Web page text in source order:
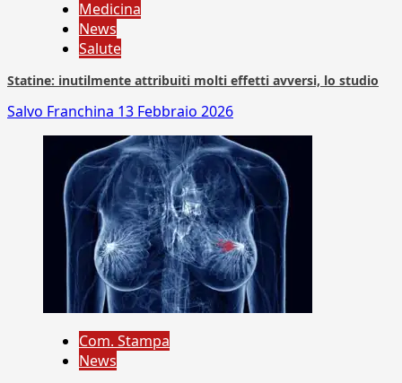
Medicina
News
Salute
Statine: inutilmente attribuiti molti effetti avversi, lo studio
Salvo Franchina 13 Febbraio 2026
Com. Stampa
News